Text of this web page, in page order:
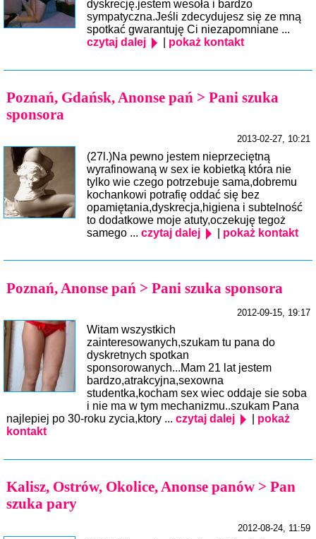
dyskrecję.jestem wesoła i bardzo
sympatyczna.Jeśli zdecydujesz się ze mną
spotkać gwarantuję Ci niezapomniane ...
czytaj dalej
pokaż kontakt
Poznań, Gdańsk, Anonse pań > Pani szuka
sponsora
2013-02-27, 10:21
(27l.)Na pewno jestem nieprzeciętną
wyrafinowaną w sex ie kobietką która nie
tylko wie czego potrzebuje sama,dobremu
kochankowi potrafię oddać się bez
opamiętania,dyskrecja,higiena i subtelność
to dodatkowe moje atuty,oczekuję tegoż
samego ... czytaj dalej pokaż kontakt
Poznań, Anonse pań > Pani szuka sponsora
2012-09-15, 19:17
Witam wszystkich
zainteresowanych,szukam tu pana do
dyskretnych spotkan
sponsorowanych...Mam 21 lat jestem
bardzo,atrakcyjna,sexowna
studentka,kocham sex wiec oddaje sie soba
i nie ma w tym mechanizmu..szukam Pana
najlepiej po 30-roku zycia,ktory ... czytaj dalej
pokaż
kontakt
Kalisz, Ostrów, Okolice, Anonse panów > Pan
szuka pary
2012-08-24, 11:59